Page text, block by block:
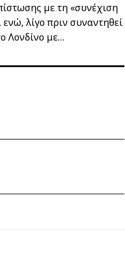
με τη «συνέχιση
ενώ, λίγο πριν συναντηθεί
Λονδίνο με…